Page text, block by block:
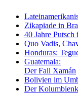
Zikapiade in
40 Jahre Putsch
Quo Vadis,
Honduras:
Guatemala:
Der Fall Xamán
Bolivien im
Der